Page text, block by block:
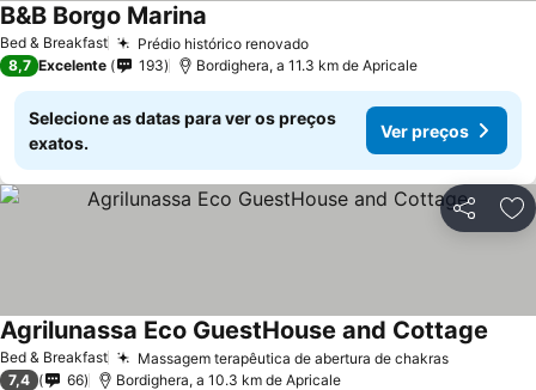
Bed & Breakfast Prédio histórico renovadoVer preços
B&B Borgo Marina
8,7 Excelente 193 Bordighera, a 11.3 km de Apricale
Selecione as datas para ver os preços
exatos.
Ver preços
Partilhar
Bed & Breakfast Massagem terapêutica de abertura de chakrasVer
Agrilunassa Eco GuestHouse and Cottage
7,4 66 Bordighera, a 10.3 km de Apricale